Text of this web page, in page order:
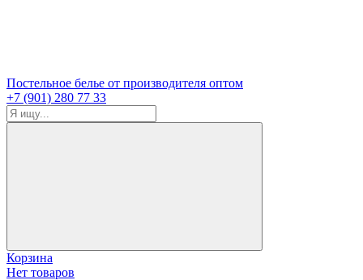
Постельное белье от производителя оптом
+7 (901) 280 77 33
Корзина
Нет товаров